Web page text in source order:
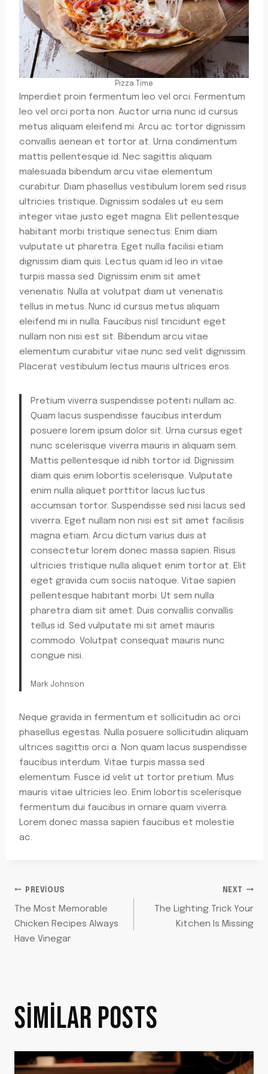
Pizza Time
Imperdiet proin fermentum leo vel orci. Fermentum
leo vel orci porta non. Auctor urna nunc id cursus
metus aliquam eleifend mi. Arcu ac tortor dignissim
convallis aenean et tortor at. Urna condimentum
mattis pellentesque id. Nec sagittis aliquam
malesuada bibendum arcu vitae elementum
curabitur. Diam phasellus vestibulum lorem sed risus
ultricies tristique. Dignissim sodales ut eu sem
integer vitae justo eget magna. Elit pellentesque
habitant morbi tristique senectus. Enim diam
vulputate ut pharetra. Eget nulla facilisi etiam
dignissim diam quis. Lectus quam id leo in vitae
turpis massa sed. Dignissim enim sit amet
venenatis. Nulla at volutpat diam ut venenatis
tellus in metus. Nunc id cursus metus aliquam
eleifend mi in nulla. Faucibus nisl tincidunt eget
nullam non nisi est sit. Bibendum arcu vitae
elementum curabitur vitae nunc sed velit dignissim.
Placerat vestibulum lectus mauris ultrices eros.
Pretium viverra suspendisse potenti nullam ac.
Quam lacus suspendisse faucibus interdum
posuere lorem ipsum dolor sit. Urna cursus eget
nunc scelerisque viverra mauris in aliquam sem.
Mattis pellentesque id nibh tortor id. Dignissim
diam quis enim lobortis scelerisque. Vulputate
enim nulla aliquet porttitor lacus luctus
accumsan tortor. Suspendisse sed nisi lacus sed
viverra. Eget nullam non nisi est sit amet facilisis
magna etiam. Arcu dictum varius duis at
consectetur lorem donec massa sapien. Risus
ultricies tristique nulla aliquet enim tortor at. Elit
eget gravida cum sociis natoque. Vitae sapien
pellentesque habitant morbi. Ut sem nulla
pharetra diam sit amet. Duis convallis convallis
tellus id. Sed vulputate mi sit amet mauris
commodo. Volutpat consequat mauris nunc
congue nisi.
Mark Johnson
Neque gravida in fermentum et sollicitudin ac orci
phasellus egestas. Nulla posuere sollicitudin aliquam
ultrices sagittis orci a. Non quam lacus suspendisse
faucibus interdum. Vitae turpis massa sed
elementum. Fusce id velit ut tortor pretium. Mus
mauris vitae ultricies leo. Enim lobortis scelerisque
fermentum dui faucibus in ornare quam viverra.
Lorem donec massa sapien faucibus et molestie
ac.
YAZI
GEZINMESI
PREVIOUS
The Most Memorable
Chicken Recipes Always
Have Vinegar
NEXT
The Lighting Trick Your
Kitchen Is Missing
SIMILAR POSTS